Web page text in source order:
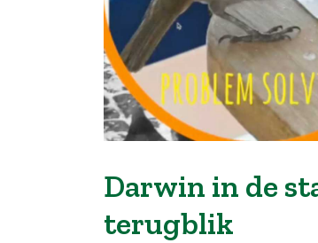
Darwin in de
terugblik